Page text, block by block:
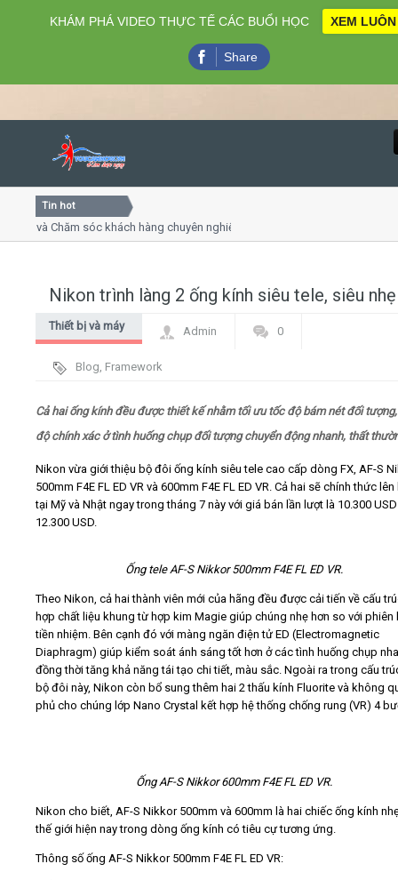
Close
Home
Giới thiệu
Video
Kiến thức
Liên hệ - Đăng ký
Tìm kiếm
Tin hot
và Chăm sóc khách hàng chuyên nghiệp
Nikon trình làng 2 ống kính siêu tele, siêu nhẹ
Thiết bị và máy
Admin 0
Blog, Framework
Cả hai ống kính đều được thiết kế nhằm tối ưu tốc độ bám nét đối
độ chính xác ở tình huống chụp đối tượng chuyển động nhanh, thất
Nikon vừa giới thiệu bộ đôi ống kính siêu tele cao cấp dòng FX, AF-S
500mm F4E FL ED VR và 600mm F4E FL ED VR. Cả hai sẽ chính thức
tại Mỹ và Nhật ngay trong tháng 7 này với giá bán lần lượt là 10.300
12.300 USD.
Ống tele AF-S Nikkor 500mm F4E FL ED VR.
Theo Nikon, cả hai thành viên mới của hãng đều được cải tiến về cấu
hợp chất liệu khung từ hợp kim Magie giúp chúng nhẹ hơn so với phiên
tiền nhiệm. Bên cạnh đó với màng ngăn điện tử ED (Electromagnetic
Diaphragm) giúp kiểm soát ánh sáng tốt hơn ở các tình huống chụp
đồng thời tăng khả năng tái tạo chi tiết, màu sắc. Ngoài ra trong cấu
bộ đôi này, Nikon còn bổ sung thêm hai 2 thấu kính Fluorite và không
phủ cho chúng lớp Nano Crystal kết hợp hệ thống chống rung (VR) 4
Ống AF-S Nikkor 600mm F4E FL ED VR.
Nikon cho biết, AF-S Nikkor 500mm và 600mm là hai chiếc ống kính
thế giới hiện nay trong dòng ống kính có tiêu cự tương ứng.
Thông số ống AF-S Nikkor 500mm F4E FL ED VR:
KHÁM PHÁ VIDEO THỰC TẾ CÁC BUỔI HỌC XEM LUÔN
Share